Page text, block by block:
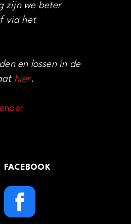
zijn we beter
via het
en lossen in de
hier.
FACEBOOK